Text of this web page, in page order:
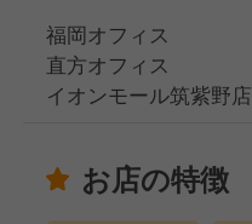
福岡オフィス
直方オフィス
イオンモール筑紫野店
お店の特徴